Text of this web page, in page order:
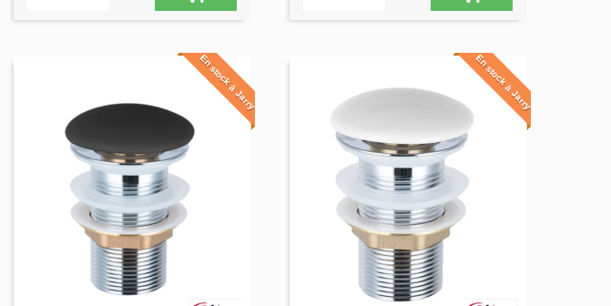
En stock à Jarry En stock à Jarry